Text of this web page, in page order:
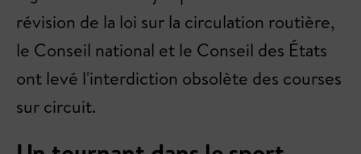
révision de la loi sur la circulation routière,
le Conseil national et le Conseil des États
ont levé l'interdiction obsolète des courses
sur circuit.